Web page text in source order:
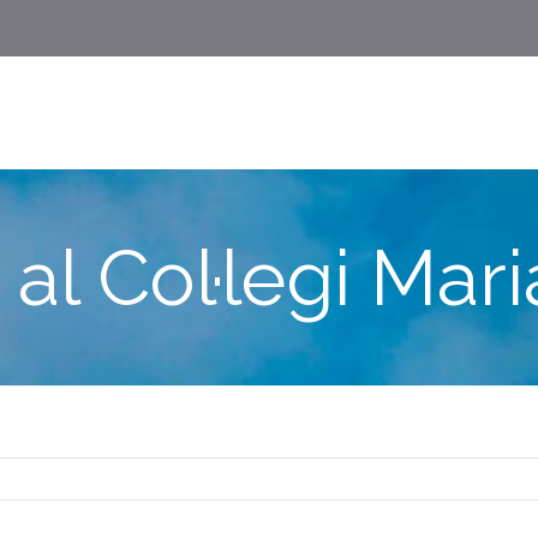
Col·legi